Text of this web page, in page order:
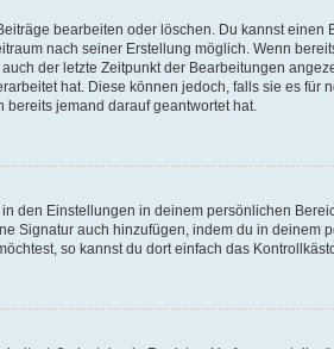
bearbeiten oder löschen. Du kannst einen
nach seiner Erstellung möglich. Wenn
der letzte Zeitpunkt der Bearbeitungen
hat. Diese können jedoch, falls sie es für
jemand darauf geantwortet hat.
den Einstellungen in deinem persönlichen
Signatur auch hinzufügen, indem du in
so kannst du dort einfach das